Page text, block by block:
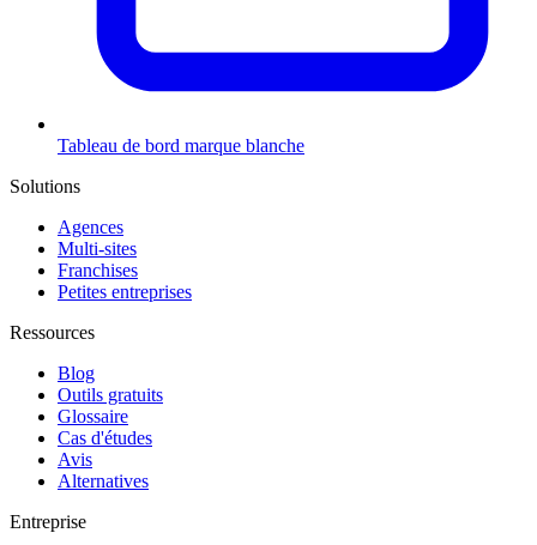
Tableau de bord marque blanche
Solutions
Agences
Multi-sites
Franchises
Petites entreprises
Ressources
Blog
Outils gratuits
Glossaire
Cas d'études
Avis
Alternatives
Entreprise